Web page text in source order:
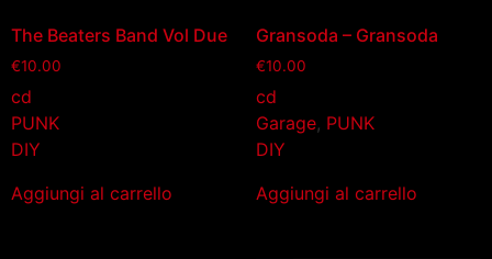
The Beaters Band Vol Due
€10.00
cd
PUNK
DIY
Aggiungi al carrello
Gransoda – Gransoda
€10.00
cd
Garage, PUNK
DIY
Aggiungi al carrello